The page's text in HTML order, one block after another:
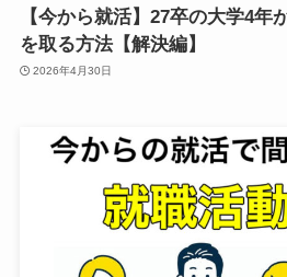
【今から就活】27卒の大学4年
を取る方法【解決編】
2026年4月30日